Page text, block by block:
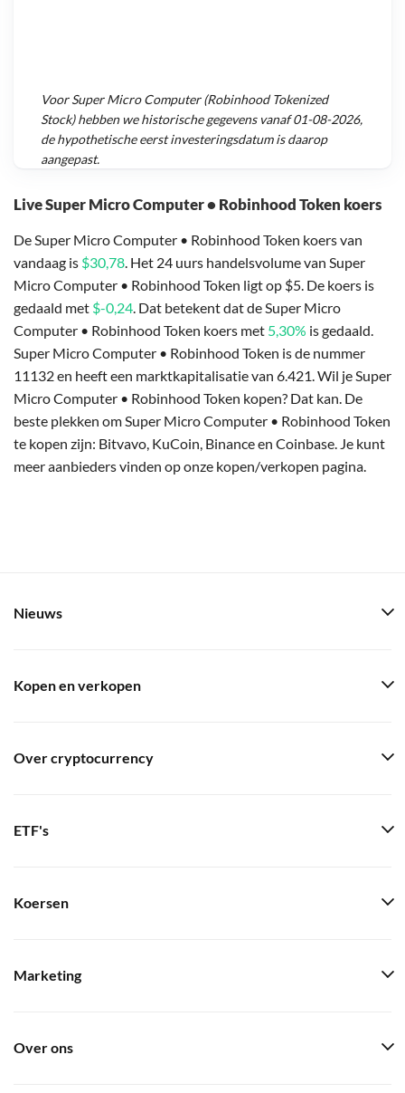
Live Super Micro Computer • Robinhood Token koers
De Super Micro Computer • Robinhood Token koers van
vandaag is $30,78. Het 24 uurs handelsvolume van Super
Micro Computer • Robinhood Token ligt op $5. De koers is
gedaald met $-0,24. Dat betekent dat de Super Micro
Computer • Robinhood Token koers met 5,30% is gedaald.
Super Micro Computer • Robinhood Token is de nummer
11132 en heeft een marktkapitalisatie van 6.421. Wil je Super
Micro Computer • Robinhood Token kopen? Dat kan. De
beste plekken om Super Micro Computer • Robinhood Token
te kopen zijn: Bitvavo, KuCoin, Binance en Coinbase. Je kunt
meer aanbieders vinden op onze kopen/verkopen pagina.
VoorSuper Micro Computer (Robinhood Tokenized
Stock)hebben we historische gegevens vanaf01-08-2026,
de hypothetische eerst investeringsdatum is daarop
aangepast.
Nieuws
Kopen en verkopen
Over cryptocurrency
ETF's
Koersen
Marketing
Over ons